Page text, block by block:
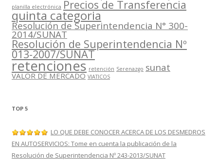
planilla electrónica Precios de Transferencia
quinta categoria
Resolución de Superintendencia N° 300-
2014/SUNAT
Resolución de Superintendencia Nº
013-2007/SUNAT
retenciones retención Serenazgo sunat
VALOR DE MERCADO VIATICOS
TOP 5
LO QUE DEBE CONOCER ACERCA DE LOS DESMEDROS
EN AUTOSERVICIOS: Tome en cuenta la publicación de la
Resolución de Superintendencia Nº 243-2013/SUNAT